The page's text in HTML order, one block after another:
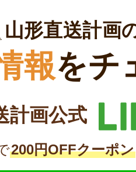
山形直送計画
報をチ
計画公式
200円OFFクーポン